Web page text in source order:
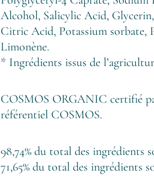
Alcohol, Salicylic Acid,
Citric Acid, Potassium sorbate,
Limonène.
* Ingrédients issus de
COSMOS ORGANIC certifié
référentiel COSMOS.
98,74% du total des ingrédients
71,65% du total des ingrédients